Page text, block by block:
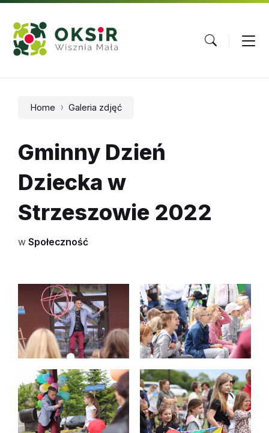
Skip
content
Skip
main
navigation
Skip
footer
Home Galeria zdjęć
Gminny Dzień
Dziecka w
Strzeszowie 2022
w Społeczność